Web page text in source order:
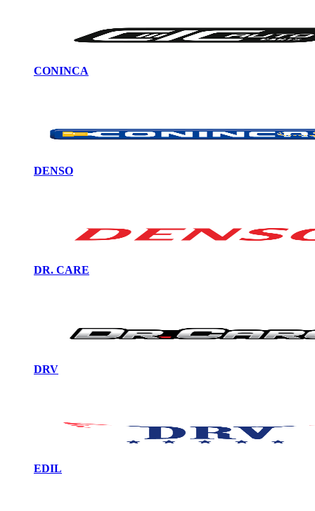
CONINCA
DENSO
DR. CARE
DRV
EDIL